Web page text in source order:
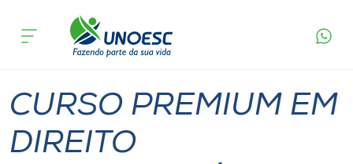
Cursos
Pesquisa
acontece
GERAL DA PREVIDÊNCIA SOCIAL – PRESENCIAL
CURSO PREMIUM EM
DIREITO